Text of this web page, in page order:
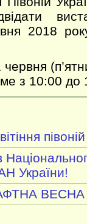
2018
червня
з 10:00 до
півоній
України!
ВЕСНА